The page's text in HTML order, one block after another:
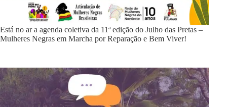
Está no ar a agenda coletiva da 11ª edição do Julho das Pretas –
Mulheres Negras em Marcha por Reparação e Bem Viver!